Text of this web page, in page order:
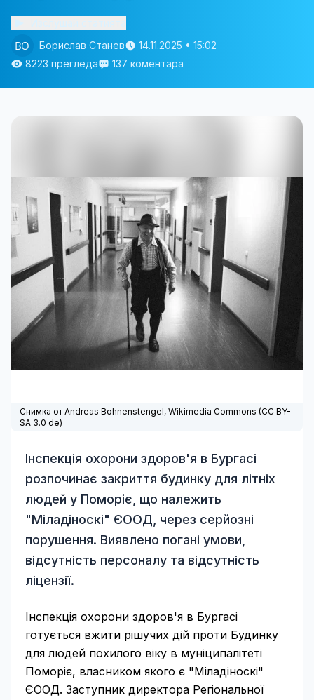
Борислав Станев
14.11.2025 • 15:02
8223 прегледа
137 коментара
Снимка от Andreas Bohnenstengel, Wikimedia Commons (CC BY-
SA 3.0 de)
Інспекція охорони здоров'я в Бургасі
розпочинає закриття будинку для літніх
людей у Поморіє, що належить
"Міладіноскі" ЄООД, через серйозні
порушення. Виявлено погані умови,
відсутність персоналу та відсутність
ліцензії.
Інспекція охорони здоров'я в Бургасі
готується вжити рішучих дій проти Будинку
для людей похилого віку в муніципалітеті
Поморіє, власником якого є "Міладіноскі"
ЄООД. Заступник директора Регіональної